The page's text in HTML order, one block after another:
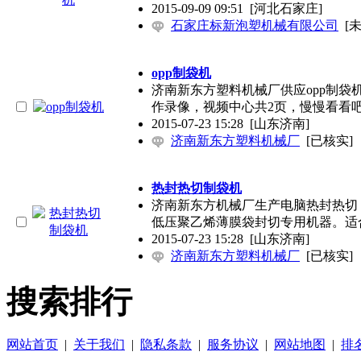
2015-09-09 09:51 [河北石家庄]
石家庄标新泡塑机械有限公司
[
opp制袋机
济南新东方塑料机械厂供应opp制袋
作录像，视频中心共2页，慢慢看看
2015-07-23 15:28 [山东济南]
济南新东方塑料机械厂 [已核实]
热封热切制袋机
济南新东方机械厂生产电脑热封热
低压聚乙烯薄膜袋封切专用机器。适
2015-07-23 15:28 [山东济南]
济南新东方塑料机械厂 [已核实]
搜索排行
网站首页 | 关于我们 | 隐私条款 | 服务协议 | 网站地图 | 排